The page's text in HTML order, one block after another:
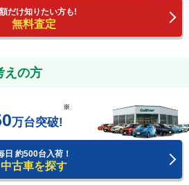
だけ知りたい方も!
無料査定
えの方
万台突破!
※
日 約500台入荷！
中古車を探す